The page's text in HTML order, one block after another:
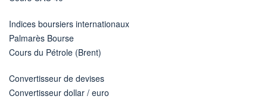
Indices boursiers internationaux
Palmarès Bourse
Cours du Pétrole (Brent)
Convertisseur de devises
Convertisseur dollar / euro